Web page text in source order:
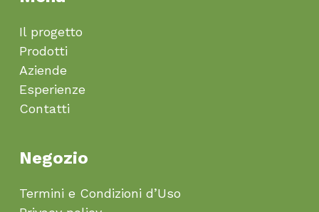
Il progetto
Prodotti
Aziende
Esperienze
Contatti
Negozio
Termini e Condizioni d’Uso